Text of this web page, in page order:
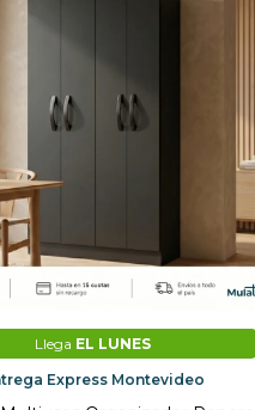
Llega EL LUNES
Express Montevideo